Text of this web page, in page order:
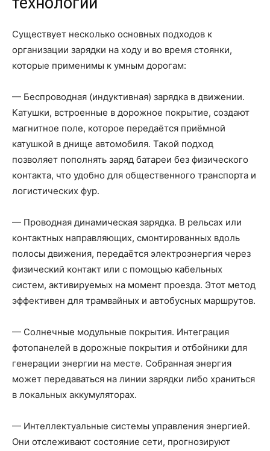
Существует несколько основных подходов к
организации зарядки на ходу и во время стоянки,
которые применимы к умным дорогам:
— Беспроводная (индуктивная) зарядка в движении.
Катушки, встроенные в дорожное покрытие, создают
магнитное поле, которое передаётся приёмной
катушкой в днище автомобиля. Такой подход
позволяет пополнять заряд батареи без физического
контакта, что удобно для общественного транспорта и
логистических фур.
— Проводная динамическая зарядка. В рельсах или
контактных направляющих, смонтированных вдоль
полосы движения, передаётся электроэнергия через
физический контакт или с помощью кабельных
систем, активируемых на момент проезда. Этот метод
эффективен для трамвайных и автобусных маршрутов.
— Солнечные модульные покрытия. Интеграция
фотопанелей в дорожные покрытия и отбойники для
генерации энергии на месте. Собранная энергия
может передаваться на линии зарядки либо храниться
в локальных аккумуляторах.
— Интеллектуальные системы управления энергией.
Они отслеживают состояние сети, прогнозируют